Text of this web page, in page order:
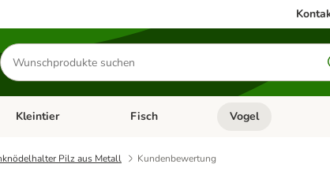
Produkte
suchen
Zubehör
Kategorie-Menü öffnen: Hundefutter & Zubehör
Kleintier Kategorie-Menü öffnen: Kleintier
Fisch Kategorie-Menü
Vogel
Pilz aus Metall Kundenbewertung